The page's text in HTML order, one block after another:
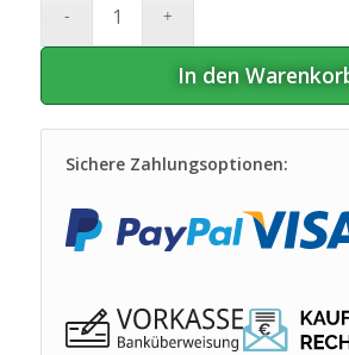
In den
Sichere Zahlungsoptionen: